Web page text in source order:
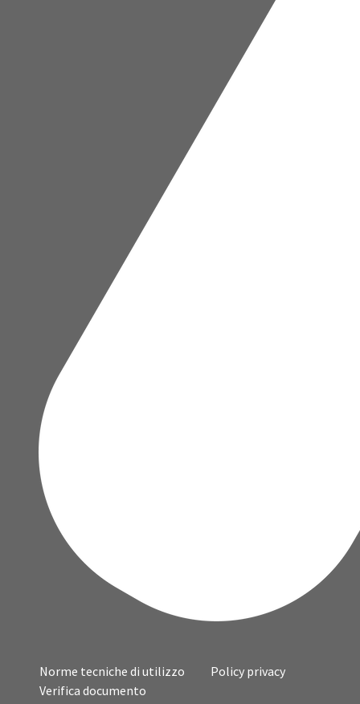
Norme tecniche di utilizzo
Policy privacy
Verifica documento